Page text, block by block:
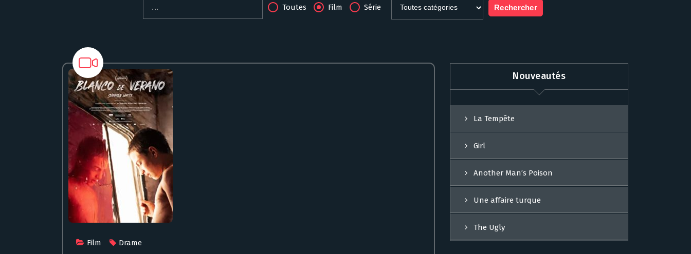
Toutes Film Série
Film Drame
Nouveautés
La Tempête
Girl
Another Man’s Poison
Une affaire turque
The Ugly